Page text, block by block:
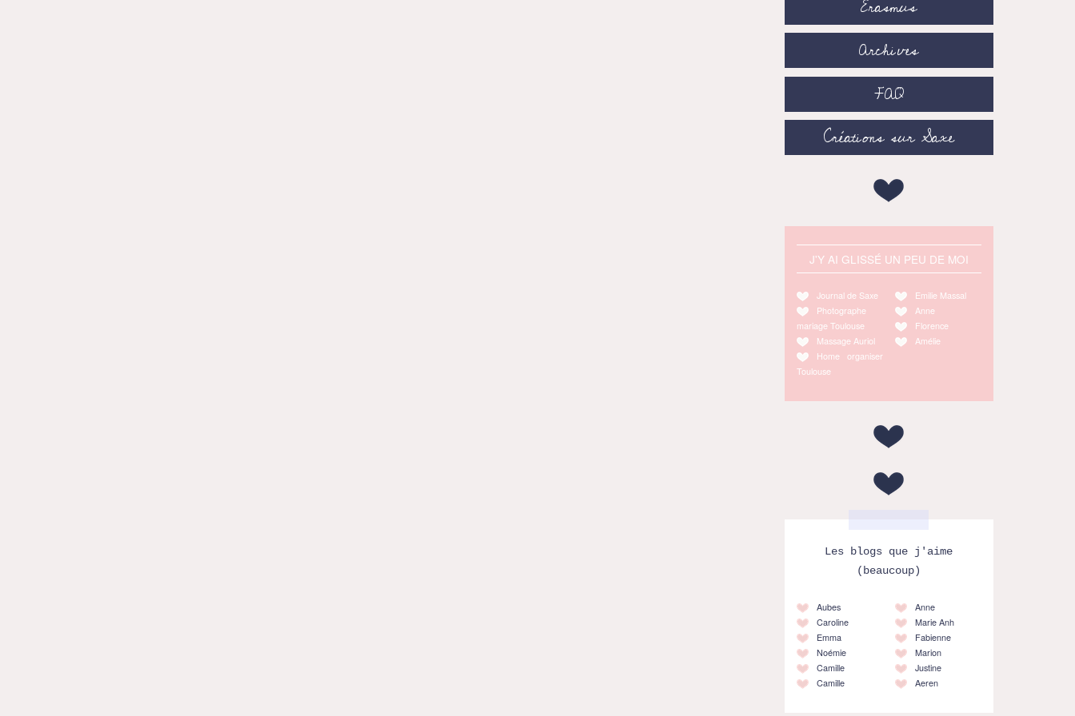
Erasmus
Archives
FAQ
Créations sur Saxe
J'Y AI GLISSÉ UN PEU DE MOI
Journal de Saxe
Photographe
mariage Toulouse
Massage Auriol
Home organiser
Toulouse
Emilie Massal
Anne
Florence
Amélie
Les blogs que j'aime
(beaucoup)
Aubes
Caroline
Emma
Noémie
Camille
Camille
Anne
Marie Anh
Fabienne
Marion
Justine
Aeren